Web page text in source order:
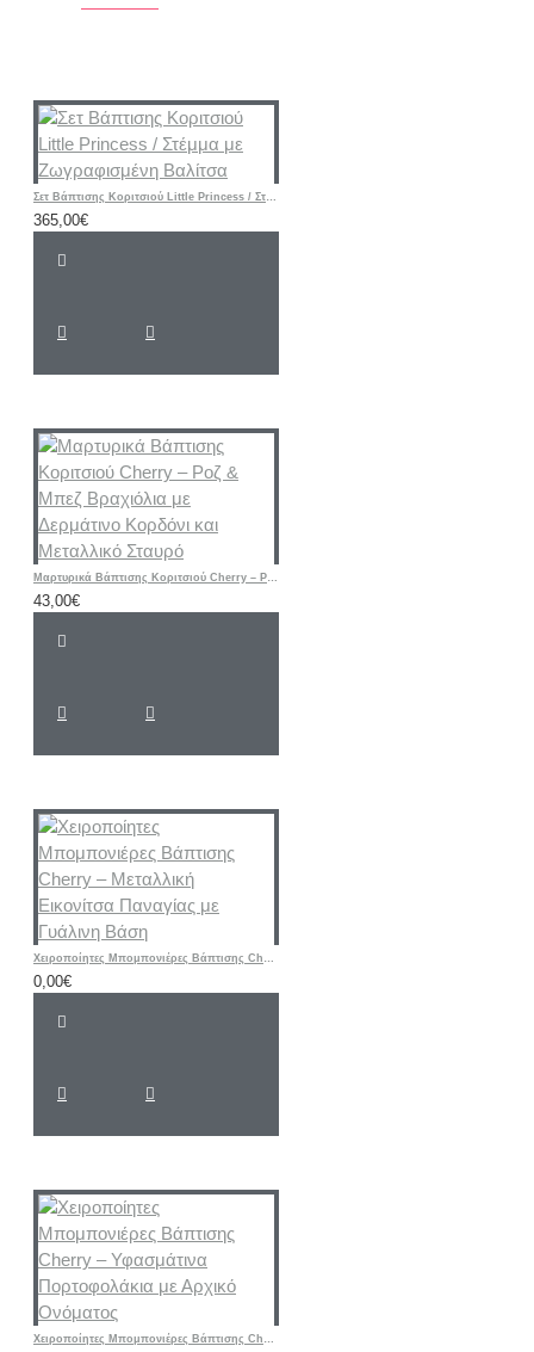
Σετ Βάπτισης Κοριτσιού Little Princess / Στέμμα με Ζωγραφισμένη Βαλίτσα
365,00€
Μαρτυρικά Βάπτισης Κοριτσιού Cherry – Ροζ & Μπεζ Βραχιόλια με Δερμάτινο Κορδόνι και Μεταλλικό Σταυρό
43,00€
Χειροποίητες Μπομπονιέρες Βάπτισης Cherry – Μεταλλική Εικονίτσα Παναγίας με Γυάλινη Βάση
0,00€
Χειροποίητες Μπομπονιέρες Βάπτισης Cherry – Υφασμάτινα Πορτοφολάκια με Αρχικό Ονόματος